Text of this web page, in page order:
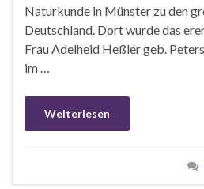
Naturkunde in Münster zu den
Deutschland. Dort wurde das
Frau Adelheid Heßler geb.
im …
Weiterlesen